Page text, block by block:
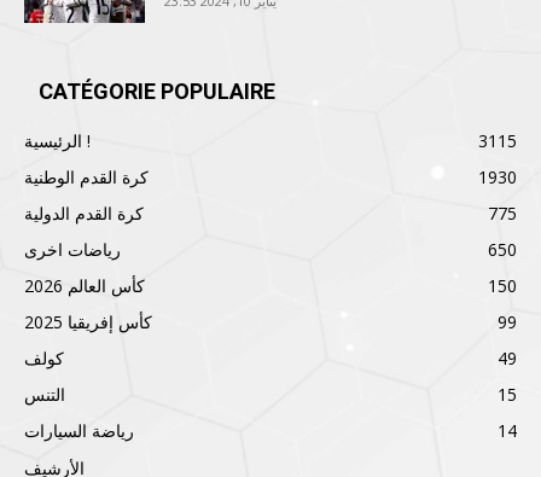
CATÉGORIE POPULAIRE
الرئيسية !
3115
كرة القدم الوطنية
1930
كرة القدم الدولية
775
رياضات اخرى
650
كأس العالم 2026
150
كأس إفريقيا 2025
99
كولف
49
التنس
15
رياضة السيارات
14
الأرشيف